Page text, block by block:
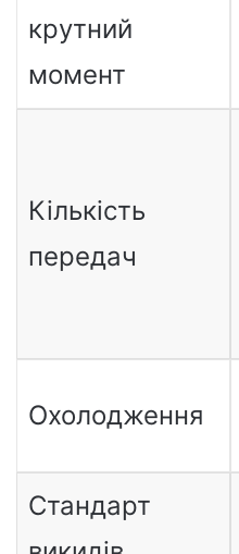
крутний
момент
Кількість
передач
Охолодження
Стандарт